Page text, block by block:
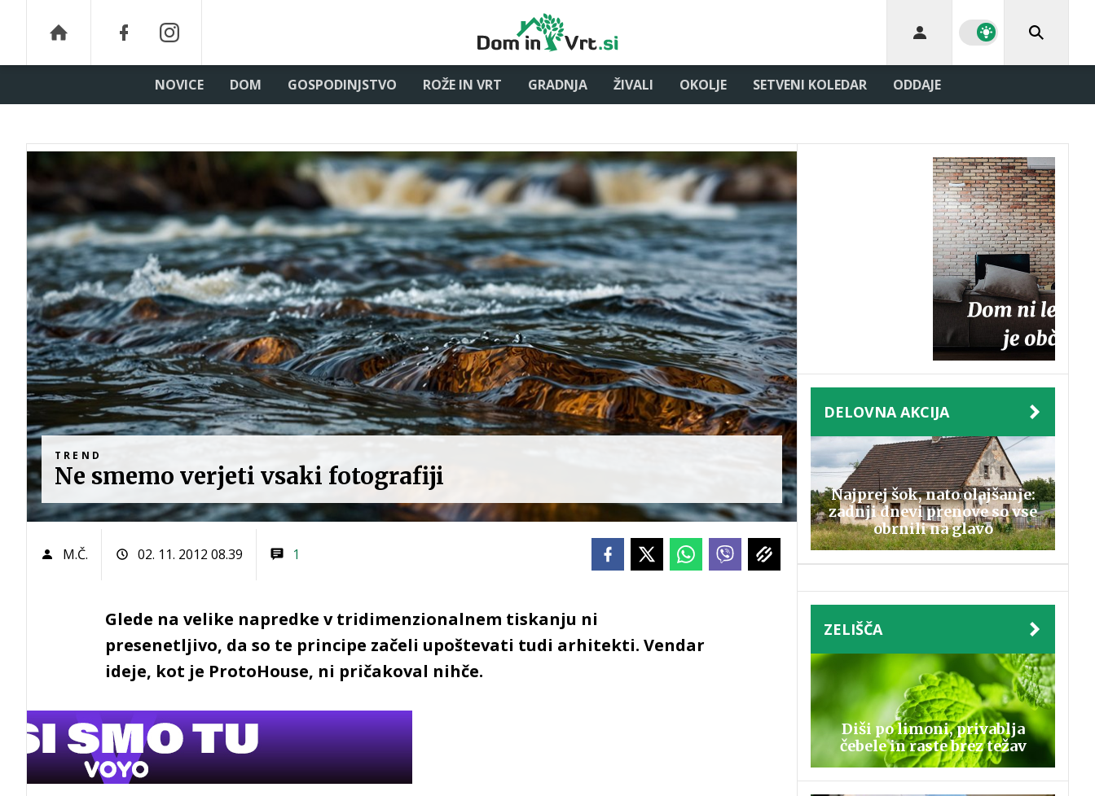
NOVICE DOM GOSPODINJSTVO ROŽE IN VRT GRADNJA ŽIVALI OKOLJE SETVENI KOLEDAR ODDAJE
TREND
Ne smemo verjeti vsaki fotografiji
M.Č. 02. 11. 2012 08.39 1
Glede na velike napredke v tridimenzionalnem tiskanju ni
presenetljivo, da so te principe začeli upoštevati tudi arhitekti. Vendar
ideje, kot je ProtoHouse, ni pričakoval nihče.
DELOVNA AKCIJA
Najprej šok, nato olajšanje:
zadnji dnevi prenove so vse
obrnili na glavo
ZELIŠČA
Diši po limoni, privablja
čebele in raste brez težav